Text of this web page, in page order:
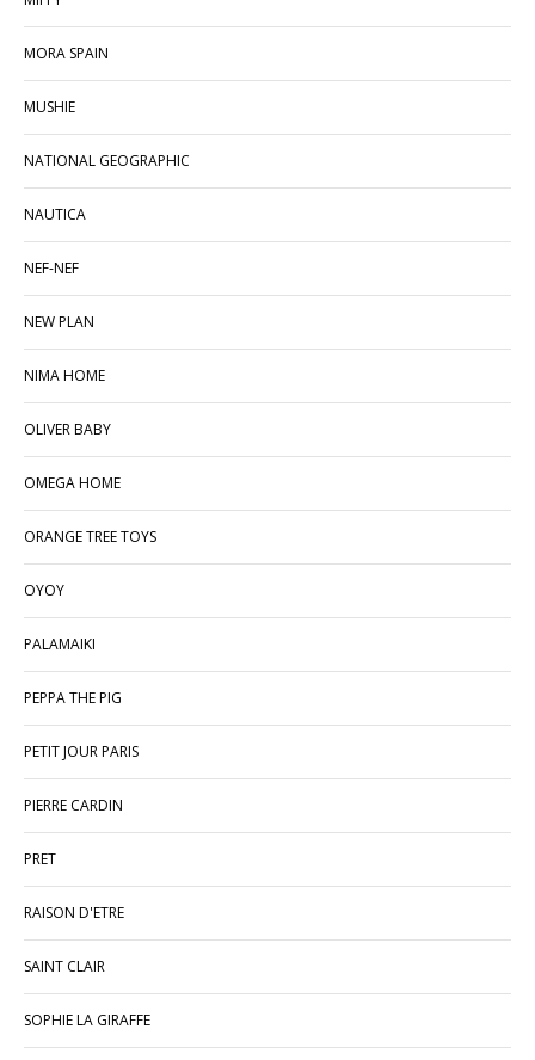
MORA SPAIN
MUSHIE
NATIONAL GEOGRAPHIC
NAUTICA
NEF-NEF
NEW PLAN
NIMA HOME
OLIVER BABY
OMEGA HOME
ORANGE TREE TOYS
OYOY
PALAMAIKI
PEPPA THE PIG
PETIT JOUR PARIS
PIERRE CARDIN
PRET
RAISON D'ETRE
SAINT CLAIR
SOPHIE LA GIRAFFE